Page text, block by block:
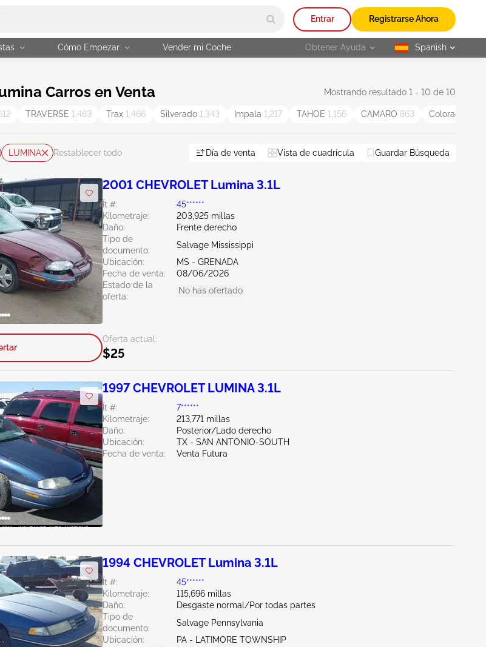
Entrar Registrarse Ahora
Cómo Empezar Vender mi Coche Obtener Ayuda selected
Spanish
Carros en Venta Mostrando resultado 1 - 10 de 10
TRAVERSE 1,483 Trax 1,466 Silverado 1,343 Impala 1,217 TAHOE 1,156 CAMARO 863 Colorado
LUMINA Restablecer todo Día de venta Vista de cuadrícula Guardar Búsqueda
2001 CHEVROLET Lumina 3.1L
Ít #:
45******
Kilometraje:
203,925 millas
Daño:
Frente derecho
Tipo de
documento:
Salvage Mississippi
Ubicación:
MS - GRENADA
Fecha de venta:
08/06/2026
Estado de la
oferta:
No has ofertado
Oferta actual:
$25
1997 CHEVROLET LUMINA 3.1L
Ít #:
7******
Kilometraje:
213,771 millas
Daño:
Posterior/Lado derecho
Ubicación:
TX - SAN ANTONIO-SOUTH
Fecha de venta:
Venta Futura
1994 CHEVROLET Lumina 3.1L
Ít #:
45******
Kilometraje:
115,696 millas
Daño:
Desgaste normal/Por todas partes
Tipo de
documento:
Salvage Pennsylvania
Ubicación:
PA - LATIMORE TOWNSHIP